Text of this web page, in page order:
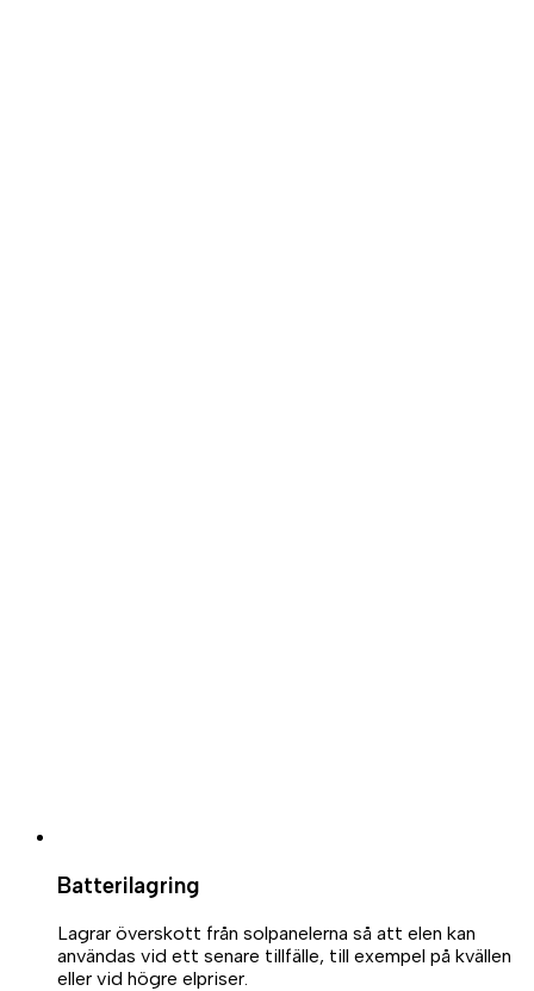
Batterilagring
Lagrar överskott från solpanelerna så att elen kan
användas vid ett senare tillfälle, till exempel på kvällen
eller vid högre elpriser.